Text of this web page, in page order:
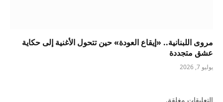
مروى اللبنانية.. «إيقاع العودة» حين تتحول الأغنية إلى حكاية
عشق متجددة
يوليو 7, 2026
التعليقات مغلقة.